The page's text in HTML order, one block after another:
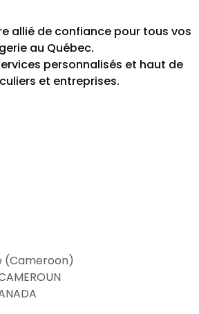
allié de confiance pour tous vos
au Québec.
personnalisés et haut de
et entreprises.
(Cameroon)